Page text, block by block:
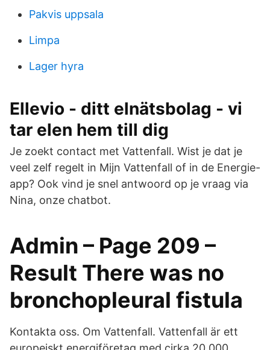
Pakvis uppsala
Limpa
Lager hyra
Ellevio - ditt elnätsbolag - vi
tar elen hem till dig
Je zoekt contact met Vattenfall. Wist je dat je
veel zelf regelt in Mijn Vattenfall of in de Energie-
app? Ook vind je snel antwoord op je vraag via
Nina, onze chatbot.
Admin – Page 209 –
Result There was no
bronchopleural fistula
Kontakta oss. Om Vattenfall. Vattenfall är ett